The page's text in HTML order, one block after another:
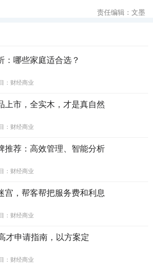
责任编辑：文墨
：哪些家庭适合选？
： 财经商业
上市，全实木，才是真自然
： 财经商业
推荐：高效管理、智能分析
： 财经商业
宫，帮客帮把服务费和利息
： 财经商业
才申请指南，以方案定
： 财经商业